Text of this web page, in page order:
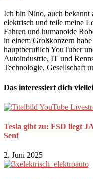
Ich bin Nino, auch bekannt
elektrisch und teile meine
Fahren und humanoide
in einem Großkonzern
hauptberuflich YouTuber
Autoindustrie, IT und
Technologie, Gesellschaft
Das interessiert dich
Tesla gibt zu: FSD liegt
Senf
2. Juni 2025